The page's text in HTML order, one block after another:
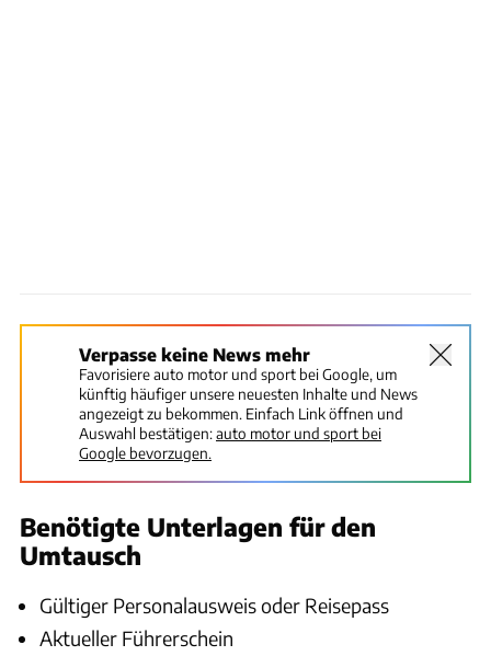
Verpasse keine News mehr
Favorisiere auto motor und sport bei Google, um
künftig häufiger unsere neuesten Inhalte und News
angezeigt zu bekommen. Einfach Link öffnen und
Auswahl bestätigen:auto motor und sport bei
Google bevorzugen.
Benötigte Unterlagen für den
Umtausch
Gültiger Personalausweis oder Reisepass
Aktueller Führerschein